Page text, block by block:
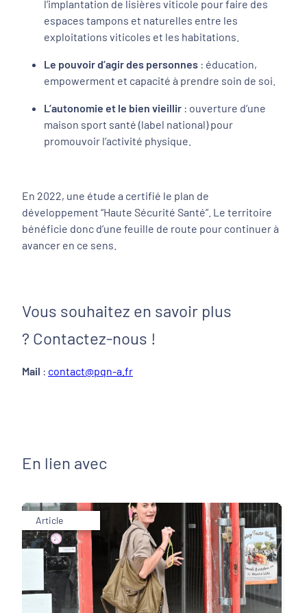
l‘implantation de lisières viticole pour faire des
espaces tampons et naturelles entre les
exploitations viticoles et les habitations.
Le pouvoir d’agir des personnes : éducation,
empowerment et capacité à prendre soin de soi.
L’autonomie et le bien vieillir : ouverture d’une
maison sport santé (label national) pour
promouvoir l’activité physique.
En 2022, une étude a certifié le plan de
développement “Haute Sécurité Santé”. Le territoire
bénéficie donc d’une feuille de route pour continuer à
avancer en ce sens.
Vous souhaitez en savoir plus
? Contactez-nous !
Mail : contact@pqn-a.fr
En lien avec
Article